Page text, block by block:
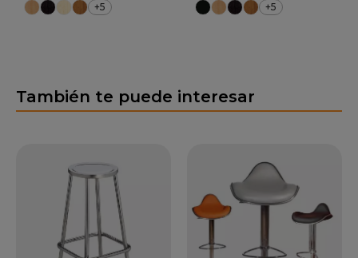
+5 +5
También te puede interesar